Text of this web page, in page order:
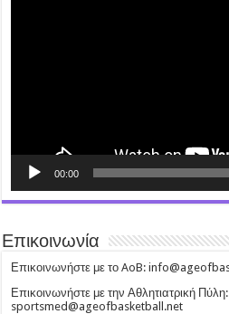
00:00
Επικοινωνία
Επικοινωνήστε με το AoB:
Επικοινωνήστε με την Αθλητιατρική Πύλη:
sportsmed@ageofbasketball.net